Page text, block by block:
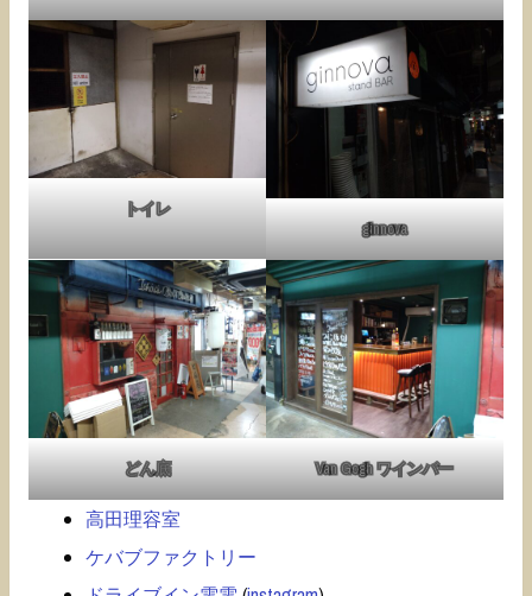
トイレ
ginnova
どん底 Van Gogh ワインバー
高田理容室
ケバブファクトリー